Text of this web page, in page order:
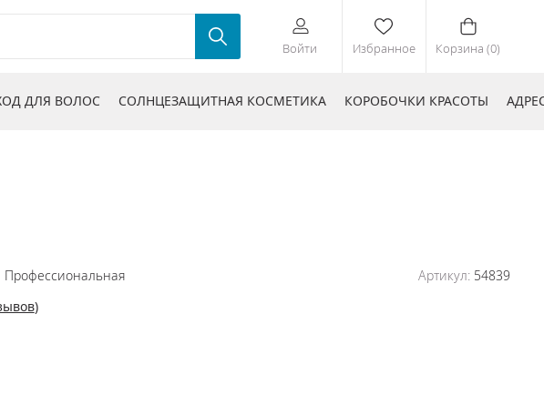
Войти Избранное Корзина (0)
ДЛЯ ВОЛОС СОЛНЦЕЗАЩИТНАЯ КОСМЕТИКА КОРОБОЧКИ КРАСОТЫ
Профессиональная Артикул: 54839
)